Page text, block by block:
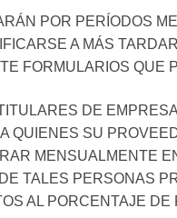
POR PERÍODOS
A MÁS
FORMULARIOS QUE
DE
QUIENES SU
MENSUALMENTE
TALES PERSONAS
AL PORCENTAJE